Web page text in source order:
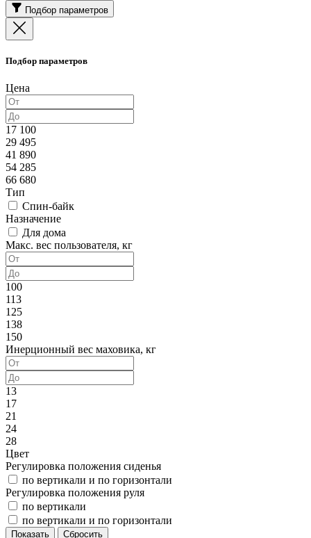
Подбор параметров
Подбор параметров
Цена
17 100
29 495
41 890
54 285
66 680
Тип
Спин-байк
Назначение
Для дома
Макс. вес пользователя, кг
100
113
125
138
150
Инерционный вес маховика, кг
13
17
21
24
28
Цвет
Регулировка положения сиденья
по вертикали и по горизонтали
Регулировка положения руля
по вертикали
по вертикали и по горизонтали